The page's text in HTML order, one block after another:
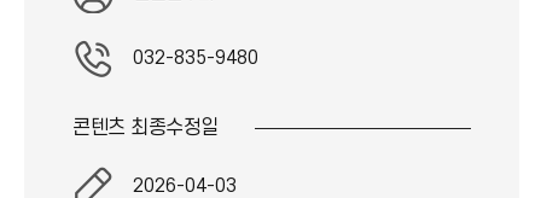
032-835-9480
콘텐츠 최종수정일
2026-04-03